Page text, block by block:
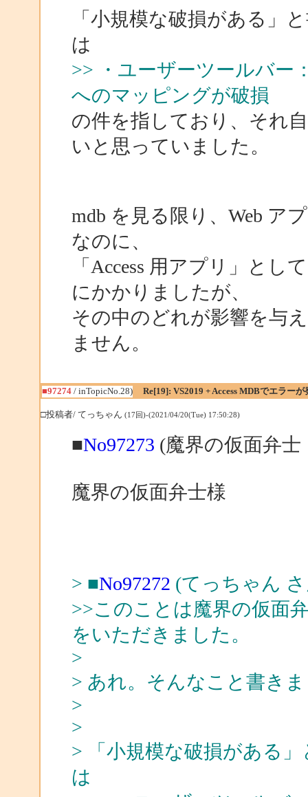
「小規模な破損がある」
は
>> ・ユーザーツールバー
へのマッピングが破損
の件を指しており、それ
いと思っていました。
mdb を見る限り、Web ア
なのに、
「Access 用アプリ」と
にかかりましたが、
その中のどれが影響を与
ません。
■97274/ inTopicNo.28) Re[19]: VS2019 + Access MDBでエラーが
□投稿者/ てっちゃん (17回)-(2021/04/20(Tue) 17:50:28)
■No97273 (魔界の仮面弁
魔界の仮面弁士様
> ■No97272 (てっちゃん
>>このことは魔界の仮面
をいただきました。
>
> あれ。そんなこと書き
>
>
> 「小規模な破損がある
は